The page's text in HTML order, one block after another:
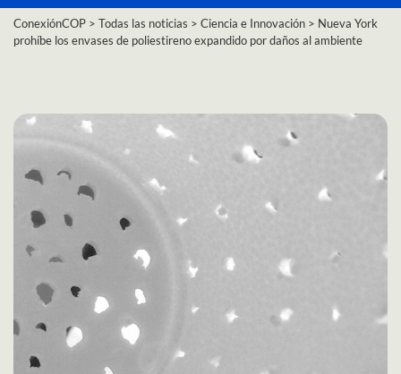
ConexiónCOP > Todas las noticias > Ciencia e Innovación > Nueva York
prohíbe los envases de poliestireno expandido por daños al ambiente